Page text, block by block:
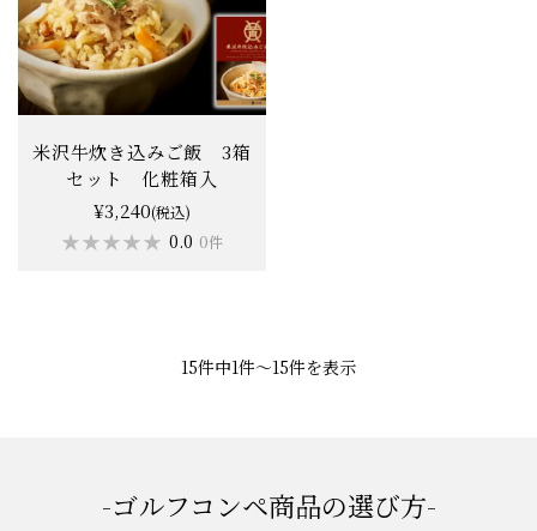
米沢牛炊き込みご飯 3箱
セット 化粧箱入
¥3,240(税込)
★★★★★
★★★★★ 0.0 0件
15件中1件〜15件を表示
-ゴルフコンペ商品の選び方-